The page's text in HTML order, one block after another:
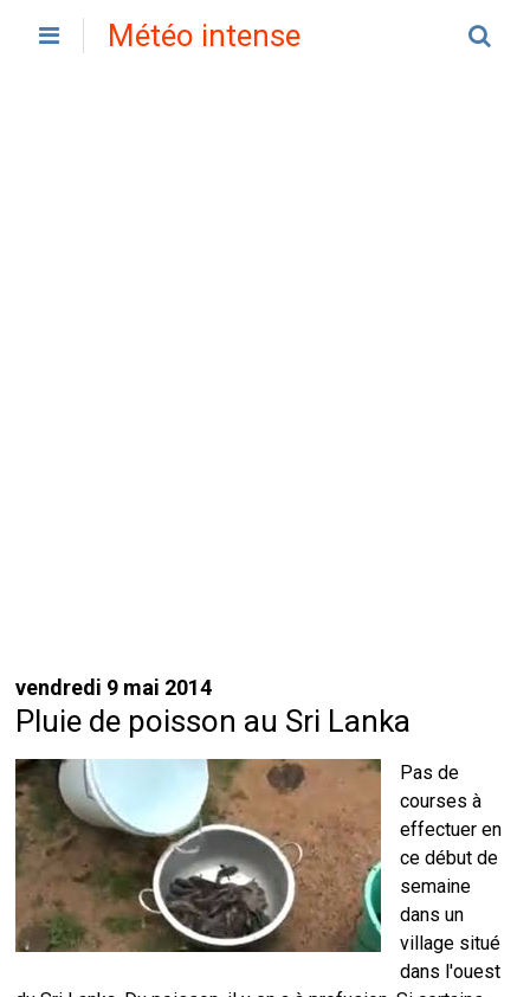
Météo intense
vendredi 9 mai 2014
Pluie de poisson au Sri Lanka
Pas de
courses à
effectuer en
ce début de
semaine
dans un
village situé
dans l'ouest